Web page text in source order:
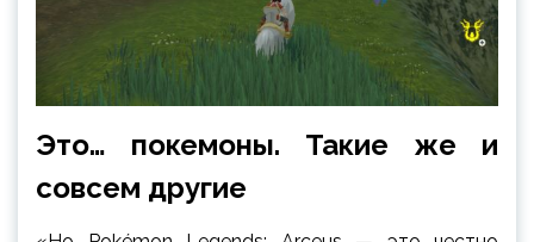
Это… покемоны. Такие же и
совсем другие